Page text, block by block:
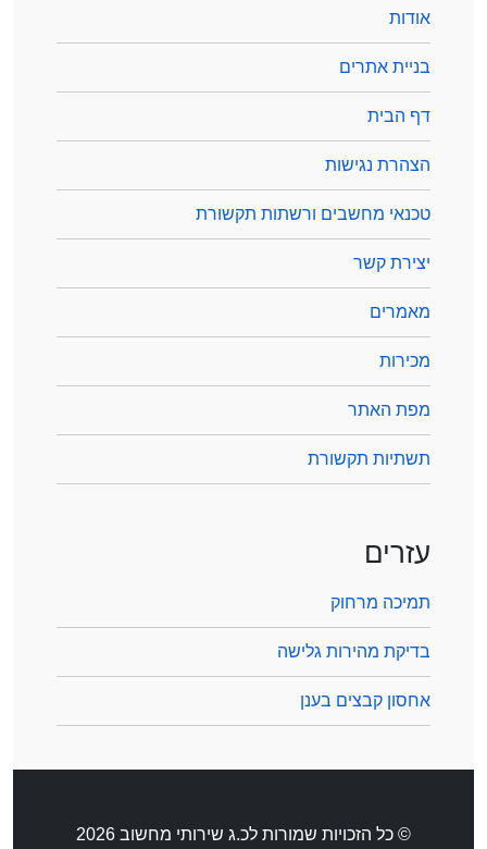
אודות
בניית אתרים
דף הבית
הצהרת נגישות
טכנאי מחשבים ורשתות תקשורת
יצירת קשר
מאמרים
מכירות
מפת האתר
תשתיות תקשורת
עזרים
תמיכה מרחוק
בדיקת מהירות גלישה
אחסון קבצים בענן
© כל הזכויות שמורות לכ.ג שירותי מחשוב 2026